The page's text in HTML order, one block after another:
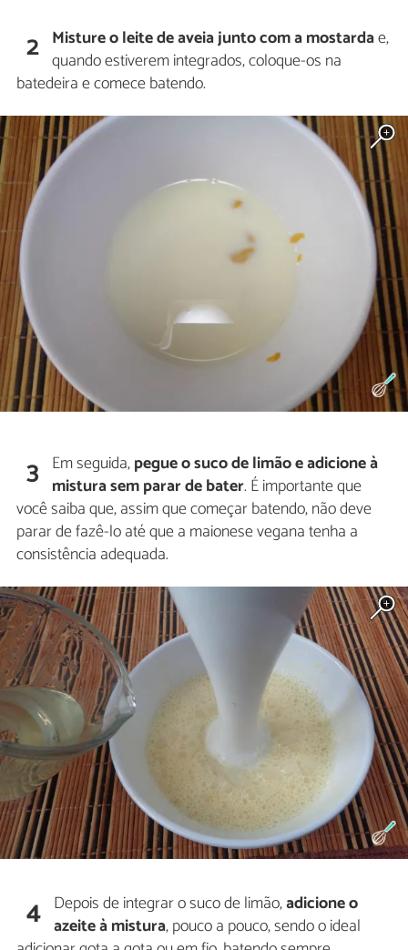
2 Misture o leite de aveia junto com a mostardae,
quando estiverem integrados, coloque-os na
batedeira e comece batendo.
3 Em seguida,pegue o suco de limão e adicione à
mistura sem parar de bater. É importante que
você saiba que, assim que começar batendo, não deve
parar de fazê-lo até que a maionese vegana tenha a
consistência adequada.
4 Depois de integrar o suco de limão,adicione o
azeite à mistura, pouco a pouco, sendo o ideal